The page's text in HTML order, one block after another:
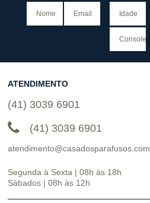
ATENDIMENTO
(41) 3039 6901
(41) 3039 6901
atendimento@casadosparafusos.com
Segunda à Sexta | 08h às 18h
Sábados | 08h às 12h